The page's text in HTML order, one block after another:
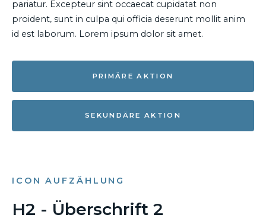
pariatur. Excepteur sint occaecat cupidatat non
proident, sunt in culpa qui officia deserunt mollit anim
id est laborum. Lorem ipsum dolor sit amet.
PRIMÄRE AKTION
SEKUNDÄRE AKTION
ICON AUFZÄHLUNG
H2 - Überschrift 2